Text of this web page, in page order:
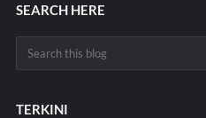
SEARCH HERE
TERKINI